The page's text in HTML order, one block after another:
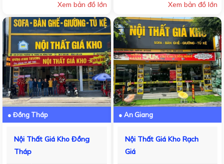
Xem bản đồ lớn
Xem bản đồ lớn
● Đồng Tháp
Nội Thất Giá Kho Đồng
Tháp
● An Giang
Nội Thất Giá Kho Rạch
Giá